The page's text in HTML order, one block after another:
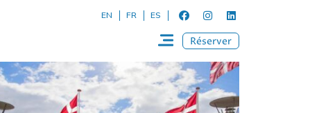
EN FR ES
Réserver